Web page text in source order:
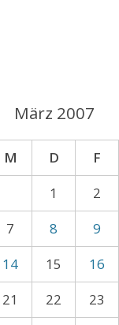
März 2007
M D F
1
2
7 8 9
14 15 16
21 22 23